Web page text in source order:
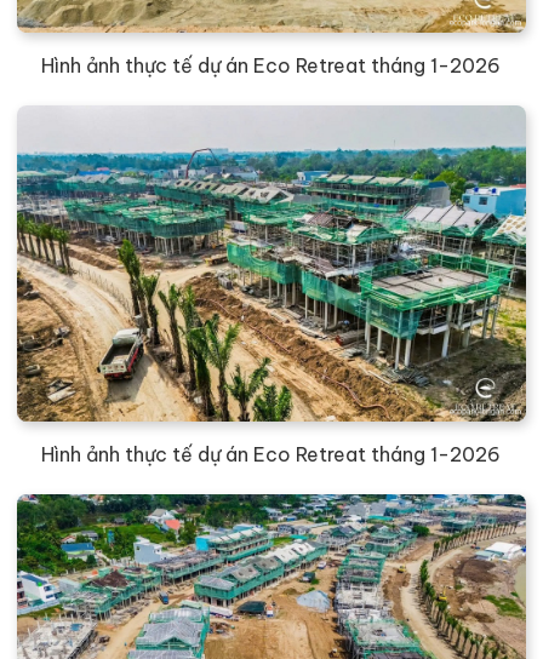
Hình ảnh thực tế dự án Eco Retreat tháng 1-2026
Hình ảnh thực tế dự án Eco Retreat tháng 1-2026